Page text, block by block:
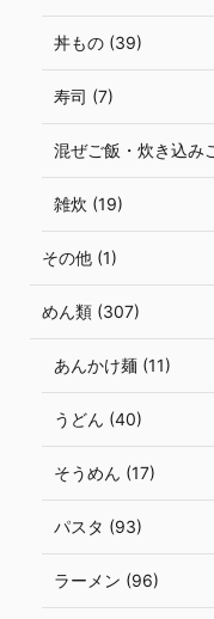
丼もの (39)
寿司 (7)
混ぜご飯・炊き込み
雑炊 (19)
その他 (1)
めん類 (307)
あんかけ麺 (11)
うどん (40)
そうめん (17)
パスタ (93)
ラーメン (96)